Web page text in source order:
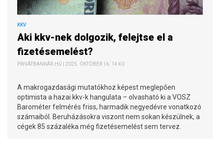
KKV
Aki kkv-nek dolgozik, felejtse el a
fizetésemelést?
PRIVÁTBANKÁR.HU | 2025. OKTÓBER 16. 14:40
A makrogazdasági mutatókhoz képest meglepően
optimista a hazai kkv-k hangulata – olvasható ki a VOSZ
Barométer felmérés friss, harmadik negyedévre vonatkozó
számaiból. Beruházásokra viszont nem sokan készülnek, a
cégek 85 százaléka még fizetésemelést sem tervez.